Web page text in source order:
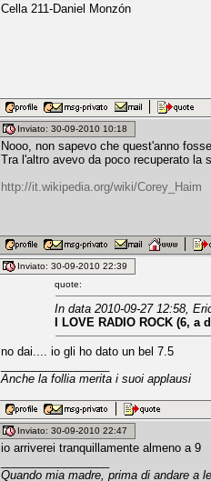
Cella 211-Daniel Monzón
Inviato: 30-09-2010 10:18
Nooo, non sapevo che quest'anno
Tra l'altro avevo da poco recuperato la
http://it.wikipedia.org/wiki/Corey_Haim
Inviato: 30-09-2010 22:39
quote:
In data 2010-09-27 12:58,
I LOVE RADIO ROCK (6,
no dai.... io gli ho dato un bel 7.5
Anche la follia merita i suoi applausi
Inviato: 30-09-2010 22:47
io arriverei tranquillamente almeno a 9
Quando mia madre, prima di andare a